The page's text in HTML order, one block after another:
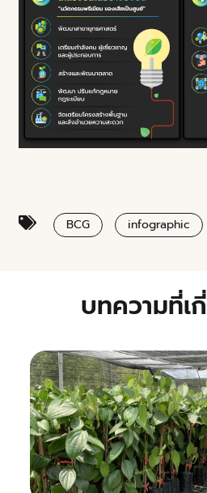
BCG infographic
บทความที่เ